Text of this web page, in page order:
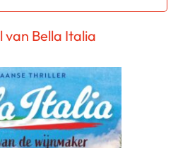
van Bella Italia